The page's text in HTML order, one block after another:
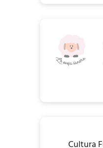
Cultura